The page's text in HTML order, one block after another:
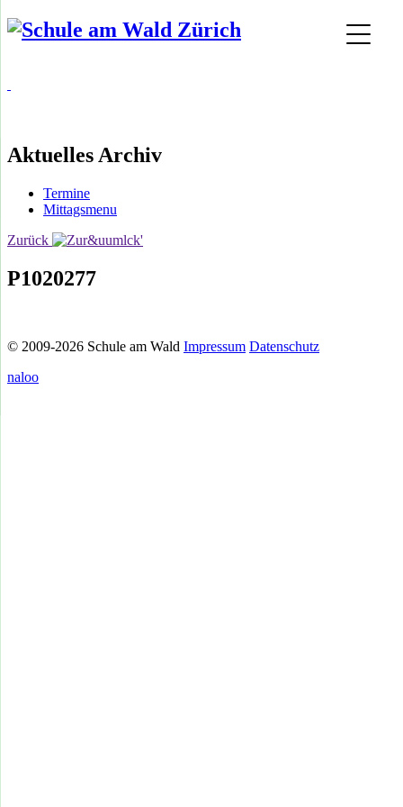
Aktuelles Archiv
Termine
Mittagsmenu
Zurück
P1020277
© 2009-2026 Schule am Wald Impressum Datenschutz
naloo